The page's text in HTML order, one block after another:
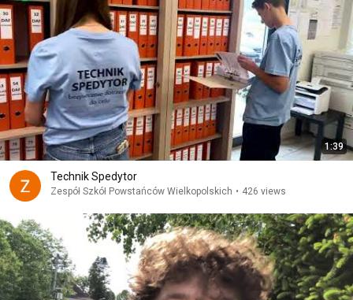
1:39
Technik Spedytor
Zespół Szkół Powstańców Wielkopolskich • 426 views